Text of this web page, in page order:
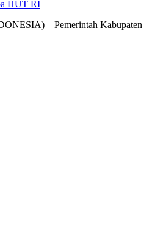
HUT RI
– Pemerintah Kabupaten